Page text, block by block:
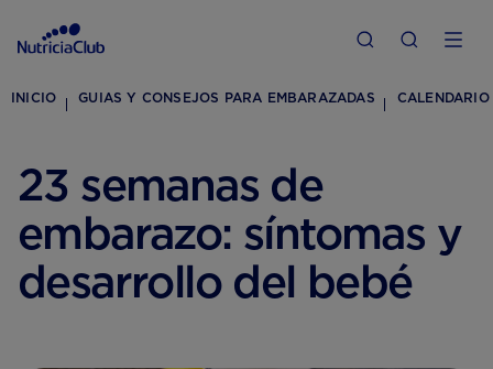
INICIO GUIAS Y CONSEJOS PARA EMBARAZADAS
23 semanas de
embarazo: síntomas y
desarrollo del bebé